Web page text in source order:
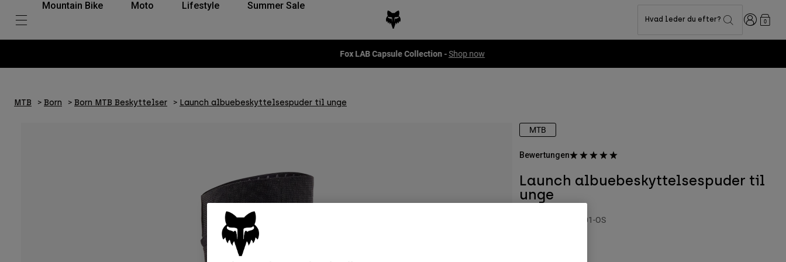
Mountain Bike Moto Lifestyle Summer Sale
Hvad leder du efter? Logon0
Fox LAB Capsule Collection -Shop now
MTB Born Born MTB Beskyttelser Launch albuebeskyttelsespuder til unge
MTB
Bewertungen
Launch albuebeskyttelsespuder til
unge
33837-001-OS